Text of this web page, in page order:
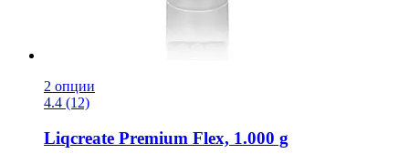
2 опции
4.4 (12)
Liqcreate Premium Flex, 1.000 g